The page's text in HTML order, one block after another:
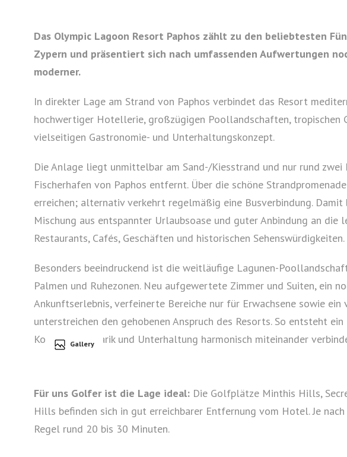
Das Olympic Lagoon Resort Paphos zählt zu den beliebtesten
Zypern und präsentiert sich nach umfassenden Aufwertungen
moderner.
In direkter Lage am Strand von Paphos verbindet das Resort
hochwertiger Hotellerie, großzügigen Poollandschaften, tropischen
vielseitigen Gastronomie- und Unterhaltungskonzept.
Die Anlage liegt unmittelbar am Sand-/Kiesstrand und nur rund
Fischerhafen von Paphos entfernt. Über die schöne
erreichen; alternativ verkehrt regelmäßig eine Busverbindung.
Mischung aus entspannter Urlaubsoase und guter Anbindung an
Restaurants, Cafés, Geschäften und historischen Sehenswürdigkeiten.
Besonders beeindruckend ist die weitläufige Lagunen-
Palmen und Ruhezonen. Neu aufgewertete Zimmer und Suiten, ein
Ankunftserlebnis, verfeinerte Bereiche nur für Erwachsene sowie ein
unterstreichen den gehobenen Anspruch des Resorts. So entsteht
Komfort, Kulinarik und Unterhaltung harmonisch miteinander
Gallery
Für uns Golfer ist die Lage ideal: Die Golfplätze Minthis Hills,
Hills befinden sich in gut erreichbarer Entfernung vom Hotel. Je
Regel rund 20 bis 30 Minuten.